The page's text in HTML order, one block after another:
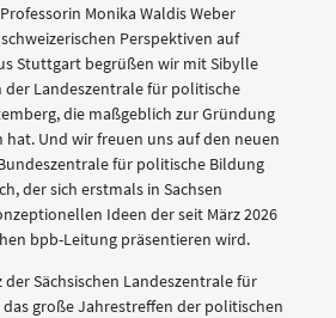
Monika Waldis Weber
Perspektiven auf
Stuttgart begrüßen wir mit Sibylle
Landeszentrale für politische
die maßgeblich zur Gründung
hat. Und wir freuen uns auf den neuen
für politische Bildung
der sich erstmals in Sachsen
Ideen der seit März 2026
bpb-Leitung präsentieren wird.
Sächsischen Landeszentrale für
große Jahrestreffen der politischen